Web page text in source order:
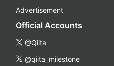
Advertisement
Official Accounts
@Qiita
@qiita_milestone